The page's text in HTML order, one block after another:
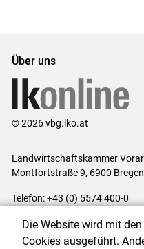
Über uns
© 2026 vbg.lko.at
Landwirtschaftskammer
Montfortstraße 9, 6900
Telefon: +43 (0) 5574 400-0
Impressum|Kontakt|
Die Website wird mit
Cookies ausgeführt.